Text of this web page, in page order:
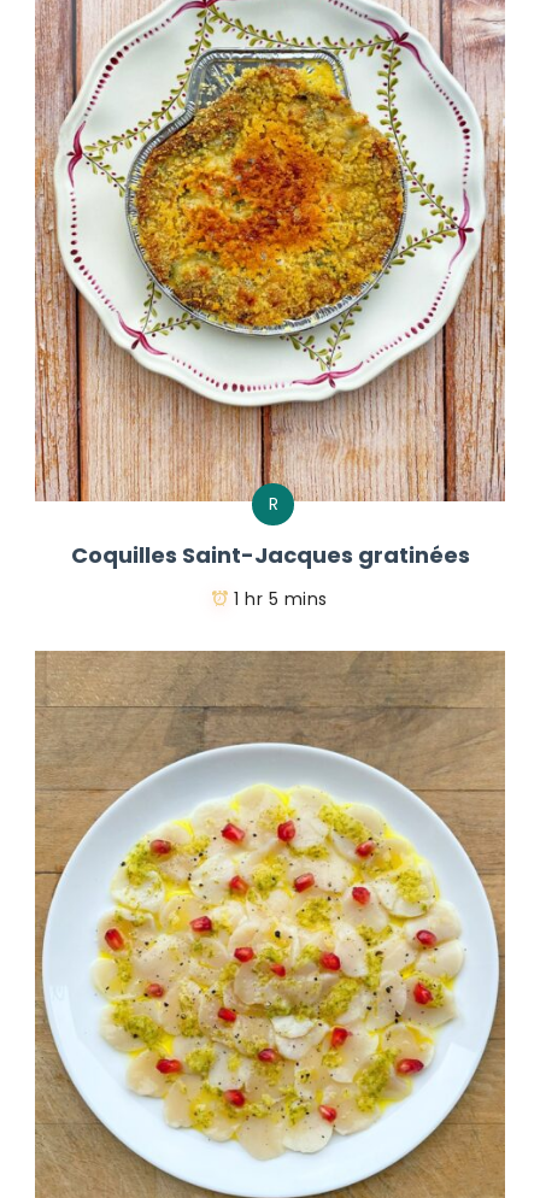
R
Coquilles Saint-Jacques gratinées
1 hr 5 mins